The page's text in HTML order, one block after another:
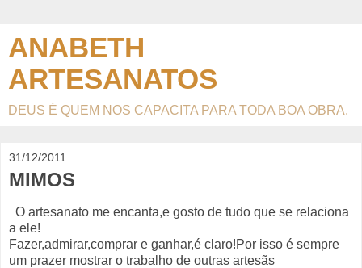
ANABETH
ARTESANATOS
DEUS É QUEM NOS CAPACITA PARA TODA BOA OBRA.
31/12/2011
MIMOS
O artesanato me encanta,e gosto de tudo que se relaciona
a ele!
Fazer,admirar,comprar e ganhar,é claro!Por isso é sempre
um prazer mostrar o trabalho de outras artesãs